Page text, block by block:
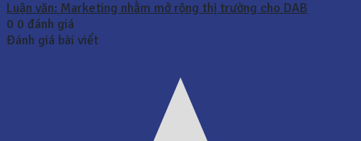
Luận văn: Marketing nhằm mở rộng thị trường cho DAB
0 0 đánh giá
Đánh giá bài viết